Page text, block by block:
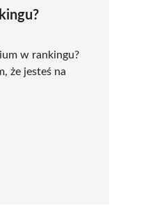
w rankingu?
że jesteś na